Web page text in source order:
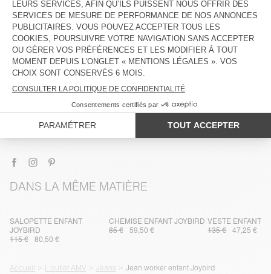
AJOUTER AU PANIER
DESCRIPTION
TAILLE ET COUPE
COMPOSITION
TRAÇABILITÉ
DANS LA MÊME MATIÈRE
SALOPETTE ENFANT
JOYBIRD
115 €
80,50 €
CHEMISE ENFANT JOYBIRD
85 €
59,50 €
VESTE ENFANT
135 €
47,25 €
Accueil L'outlet AMV Jeans Jean worker enfant Joybird